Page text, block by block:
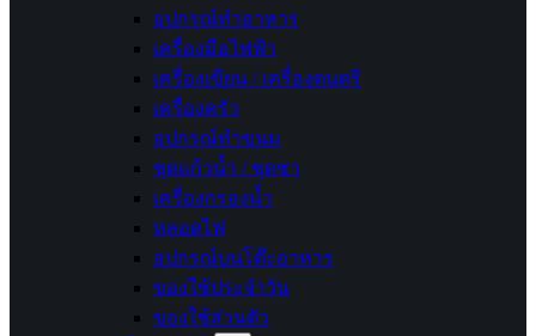
อุปกรณ์ทำอาหาร
เครื่องมือไฟฟ้า
เครื่องเขียน / เครื่องดนตรี
เครื่องครัว
อุปกรณ์ทำขนม
ชุดแก้วน้ำ / ชุดชา
เครื่องกรองน้ำ
หลอดไฟ
อุปกรณ์บนโต๊ะอาหาร
ของใช้ประจำวัน
ของใช้ส่วนตัว